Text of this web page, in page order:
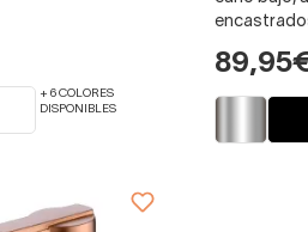
+ 6 COLORES
DISPONIBLES